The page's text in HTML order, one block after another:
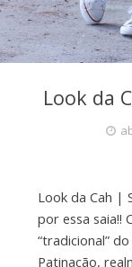
Look da
Look da Cah |
por essa saia!!
“tradicional”
Patinação,